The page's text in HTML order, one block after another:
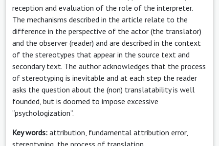
reception and evaluation of the role of the interpreter.
The mechanisms described in the article relate to the
difference in the perspective of the actor (the translator)
and the observer (reader) and are described in the context
of the stereotypes that appear in the source text and
secondary text. The author acknowledges that the process
of stereotyping is inevitable and at each step the reader
asks the question about the (non) translatability is well
founded, but is doomed to impose excessive
“psychologization”.
Key words: attribution, fundamental attribution error,
stereotyping, the process of translation.